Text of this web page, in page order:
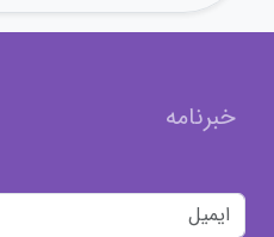
خبرنامه